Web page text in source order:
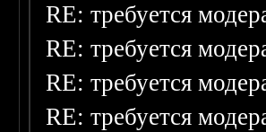
RE: требуется
RE: требуется
RE: требуется
RE: требуется